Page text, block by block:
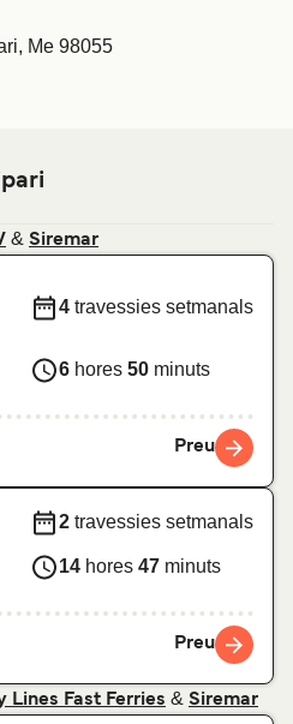
Me 98055
& Siremar
4 travessies setmanals
6 hores 50 minuts
Preu
2 travessies setmanals
14 hores 47 minuts
Preu
Lines Fast Ferries & Siremar